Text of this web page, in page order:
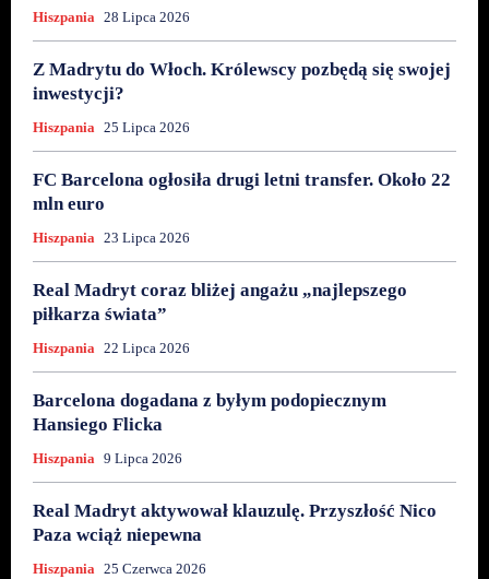
Hiszpania 28 Lipca 2026
Z Madrytu do Włoch. Królewscy pozbędą się swojej
inwestycji?
Hiszpania 25 Lipca 2026
FC Barcelona ogłosiła drugi letni transfer. Około 22
mln euro
Hiszpania 23 Lipca 2026
Real Madryt coraz bliżej angażu „najlepszego
piłkarza świata”
Hiszpania 22 Lipca 2026
Barcelona dogadana z byłym podopiecznym
Hansiego Flicka
Hiszpania 9 Lipca 2026
Real Madryt aktywował klauzulę. Przyszłość Nico
Paza wciąż niepewna
Hiszpania 25 Czerwca 2026